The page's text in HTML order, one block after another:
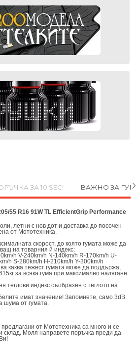
ЗА 10 SEC! ВАЖНО ЗА
55 R16 91W TL EfficientGrip Performance
летни с нов дот и доставка до посочен
от Мототехника.
скорост, до която гумата може да
на товарния й индекс:
h V-240km/h N-140km/h R-170km/h U-
h S-280km/h H-210km/h Y-300km/h
каква тежест гумата може да поддържа,
за всяка гума при максимално налягане
теглови индекс съобразен с теглото на
имат значение! Запомнете, само 3dB
шума от гумата.
от Мототехника са много и се
склад. Моля направете поръчка преди да